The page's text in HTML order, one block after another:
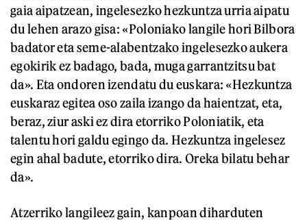
gaia aipatzean, ingelesezko hezkuntza urria aipatu
du lehen arazo gisa: «Poloniako langile hori Bilbora
badator eta seme-alabentzako ingelesezko aukera
egokirik ez badago, bada, muga garrantzitsu bat
da». Eta ondoren izendatu du euskara: «Hezkuntza
euskaraz egitea oso zaila izango da haientzat, eta,
beraz, ziur aski ez dira etorriko Poloniatik, eta
talentu hori galdu egingo da. Hezkuntza ingelesez
egin ahal badute, etorriko dira. Oreka bilatu behar
da».
Atzerriko langileez gain, kanpoan diharduten